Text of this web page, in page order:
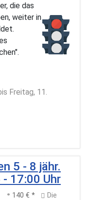
die das
weiter in
Freitag, 11.
5 - 8 jähr.
17:00 Uhr
140 € *
Die